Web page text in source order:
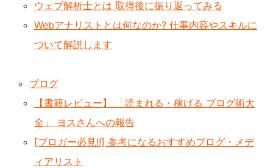
ウェブ解析士とは 取得後に振り返ってみる
Webアナリストとは何なのか? 仕事内容やスキルに
ついて解説します
ブログ
【書籍レビュー】 「読まれる・稼げる ブログ術大
全」 ヨスさんへの報告
[ブロガー必見!!] 参考になるおすすめブログ・メデ
ィアリスト